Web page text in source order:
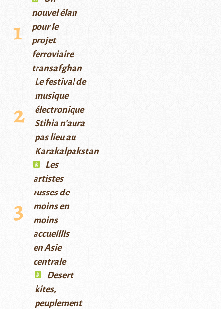
nouvel élan
pour le
projet
ferroviaire
transafghan
Le festival de
musique
électronique
Stihia n’aura
pas lieu au
Karakalpakstan
Les
artistes
russes de
moins en
moins
accueillis
en Asie
centrale
Desert
kites,
peuplement